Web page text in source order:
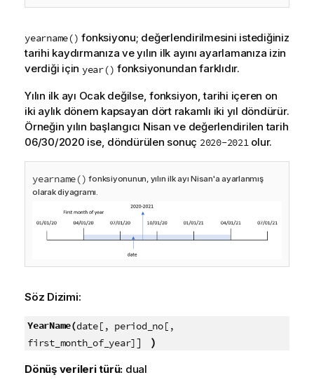
yearname() fonksiyonu; değerlendirilmesini istediğiniz
tarihi kaydırmanıza ve yılın ilk ayını ayarlamanıza izin
verdiği için year() fonksiyonundan farklıdır.
Yılın ilk ayı Ocak değilse, fonksiyon, tarihi içeren on
iki aylık dönem kapsayan dört rakamlı iki yıl döndürür.
Örneğin yılın başlangıcı Nisan ve değerlendirilen tarih
06/30/2020 ise, döndürülen sonuç 2020-2021 olur.
yearname() fonksiyonunun, yılın ilk ayı Nisan'a ayarlanmış
olarak diyagramı.
Söz Dizimi:
YearName(date[, period_no[,
first_month_of_year]] )
Dönüş verileri türü: dual